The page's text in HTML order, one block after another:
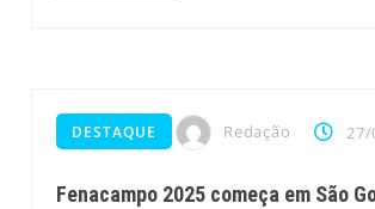
DESTAQUE Redação 27/
Fenacampo 2025 começa em São